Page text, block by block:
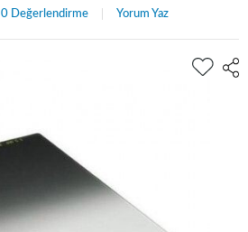
0 Değerlendirme
Yorum Yaz